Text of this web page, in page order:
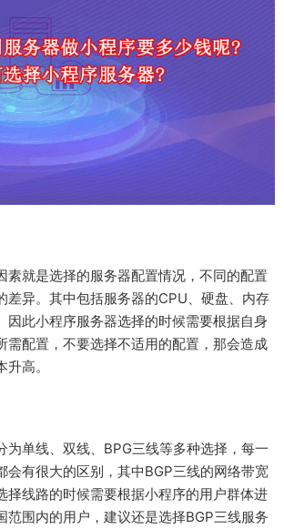
就是选择的服务器配置情况，不同的配置
差异。其中包括服务器的CPU、硬盘、内存
因此小程序服务器选择的时候需要根据自身
需配置，不要选择不适用的配置，那会造成
高。
单线、双线、BPG三线等多种选择，每一
会有很大的区别，其中BGP三线的网络带宽
择线路的时候需要根据小程序的用户群体进
范围内的用户，建议还是选择BGP三线服务